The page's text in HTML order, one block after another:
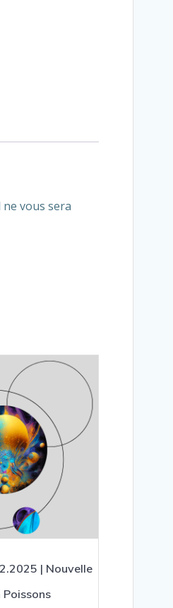
vous sera
| Nouvelle
Poissons